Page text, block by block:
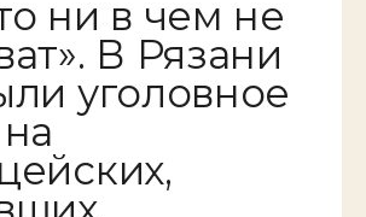
ни в чем не
В Рязани
уголовное